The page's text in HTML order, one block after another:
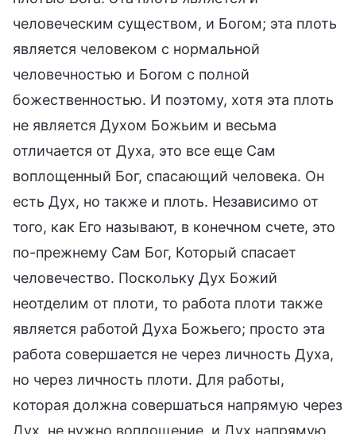
человеческим существом, и Богом; эта плоть
является человеком с нормальной
человечностью и Богом с полной
божественностью. И поэтому, хотя эта плоть
не является Духом Божьим и весьма
отличается от Духа, это все еще Сам
воплощенный Бог, спасающий человека. Он
есть Дух, но также и плоть. Независимо от
того, как Его называют, в конечном счете, это
по-прежнему Сам Бог, Который спасает
человечество. Поскольку Дух Божий
неотделим от плоти, то работа плоти также
является работой Духа Божьего; просто эта
работа совершается не через личность Духа,
но через личность плоти. Для работы,
которая должна совершаться напрямую через
Дух, не нужно воплощение, и Дух напрямую